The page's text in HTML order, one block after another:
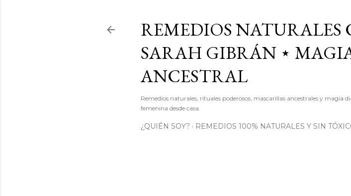
REMEDIOS NATURALES
SARAH GIBRÁN ⋆
ANCESTRAL
Remedios naturales, rituales poderosos, mascarillas ancestrales y magia
femenina desde casa.
¿QUIÉN SOY? REMEDIOS 100% NATURALES Y SIN